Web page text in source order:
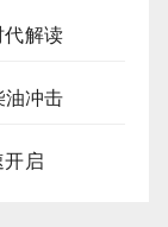
代解读
油冲击
开启